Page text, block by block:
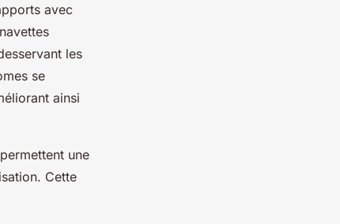
avec
les
se
ainsi
une
Cette